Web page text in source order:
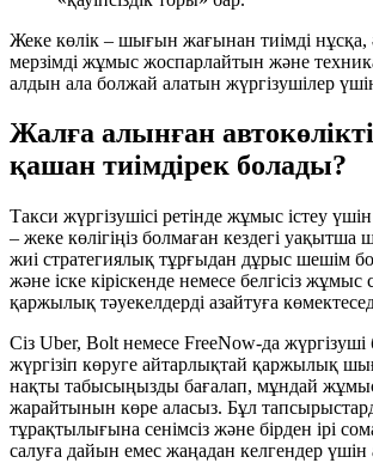
Жеке көлік – шығын жағынан тиімді нұсқа,
мерзімді жұмыс жоспарлайтын және
алдын ала болжай алатын жүргізушілер
Жалға алынған
қашан тиімдірек болады?
Такси жүргізушісі ретінде жұмыс істеу
– жеке көлігіңіз болмаған кездегі уақытша
жиі стратегиялық тұрғыдан дұрыс шешім
және іске кіріскенде немесе белгісіз жұмыс
қаржылық тәуекелдерді азайтуға
Сіз Uber, Bolt немесе FreeNow-да жүргізуші
жүргізіп көруге айтарлықтай қаржылық
нақты табысыңызды бағалап, мұндай жұмыс
жарайтынын көре аласыз. Бұл
тұрақтылығына сенімсіз және бірден ірі
салуға дайын емес жаңадан келгендер